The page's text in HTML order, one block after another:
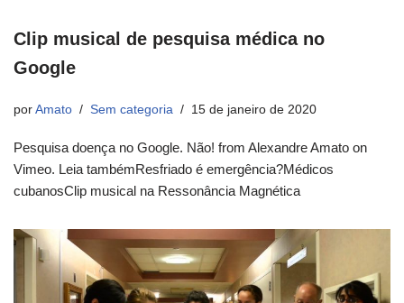
Clip musical de pesquisa médica no
Google
por Amato Sem categoria 15 de janeiro de 2020
Pesquisa doença no Google. Não! from Alexandre Amato on
Vimeo. Leia tambémResfriado é emergência?Médicos
cubanosClip musical na Ressonância Magnética